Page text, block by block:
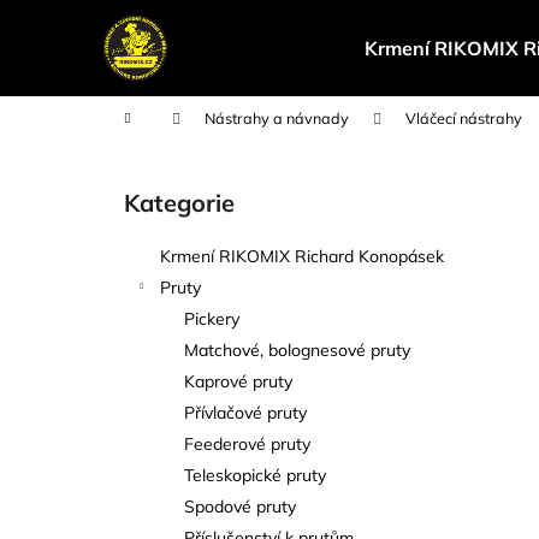
Krmení RIKOMIX
Domů Nástrahy a návnady Vláčecí nástrahy
Přeskočit
kategorie
Kategorie
Krmení RIKOMIX Richard Konopásek
Pruty
Pickery
Matchové, bolognesové pruty
Kaprové pruty
Přívlačové pruty
Feederové pruty
Teleskopické pruty
Spodové pruty
í
Zpět
do
Zpět
do